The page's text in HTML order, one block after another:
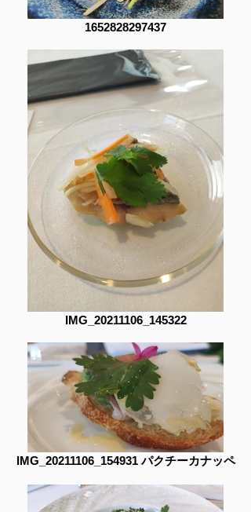
1652828297437
IMG_20211106_145322
IMG_20211106_154931 パクチーカナッペ